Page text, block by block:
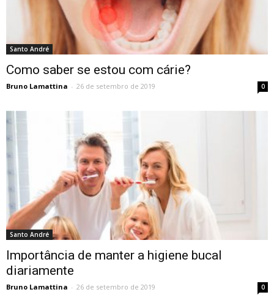
Santo André
Como saber se estou com cárie?
Bruno Lamattina - 26 de setembro de 2019 0
Santo André
Importância de manter a higiene bucal
diariamente
Bruno Lamattina - 26 de setembro de 2019 0